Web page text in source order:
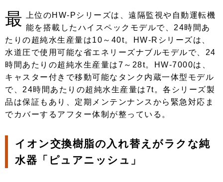
最
上位のHW-Pシリーズは、遠隔監視や自動運転機
能を搭載したハイスペックモデルで、24時間あ
たりの超純水生産量は10～40t。HW-Rシリーズは、
水道圧で使用可能な省エネリーズナブルモデルで、24
時間あたりの超純水生産量は7～28t。HW-7000は、
キャスター付きで移動可能なタンク内蔵一体型モデル
で、24時間あたりの超純水生産量は7t。各シリーズ製
品は保証もあり、定期メンテンナンスから緊急対応ま
でカバーするアフター体制が整っている。
イオン交換樹脂の入れ替えがラクな純
水器「ピュアニッシュ」